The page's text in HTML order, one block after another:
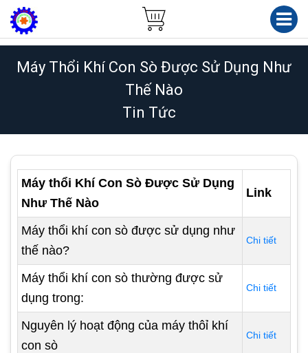
Máy Thổi Khí Con Sò Được Sử Dụng Như
Thế Nào
Tin Tức
Máy thổi Khí Con Sò Được Sử Dụng
Như Thế Nào
Link
Máy thổi khí con sò được sử dụng như
thế nào?
Chi tiết
Máy thổi khí con sò thường được sử
dụng trong:
Chi tiết
Nguyên lý hoạt động của máy thôỉ khí
con sò
Chi tiết